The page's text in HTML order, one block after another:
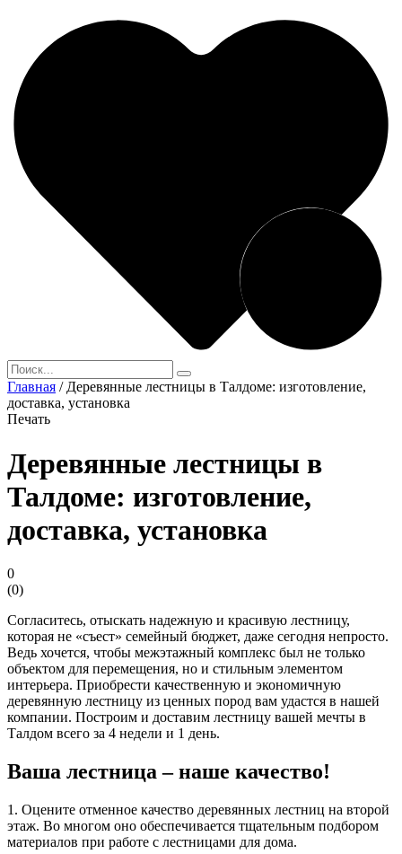
Главная / Деревянные лестницы в Талдоме: изготовление,
доставка, установка
Печать
Деревянные лестницы в
Талдоме: изготовление,
доставка, установка
0
(0)
Согласитесь, отыскать надежную и красивую лестницу,
которая не «съест» семейный бюджет, даже сегодня непросто.
Ведь хочется, чтобы межэтажный комплекс был не только
объектом для перемещения, но и стильным элементом
интерьера. Приобрести качественную и экономичную
деревянную лестницу из ценных пород вам удастся в нашей
компании. Построим и доставим лестницу вашей мечты в
Талдом всего за 4 недели и 1 день.
Ваша лестница – наше качество!
1. Оцените отменное качество деревянных лестниц на второй
этаж. Во многом оно обеспечивается тщательным подбором
материалов при работе с лестницами для дома.